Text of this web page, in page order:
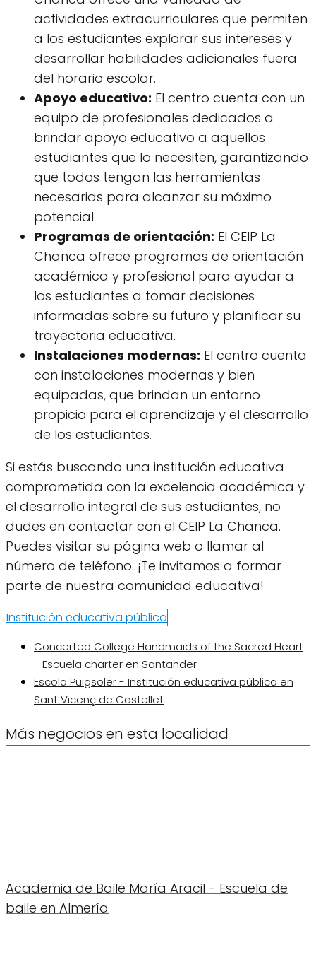
actividades extracurriculares que permiten
a los estudiantes explorar sus intereses y
desarrollar habilidades adicionales fuera
del horario escolar.
Apoyo educativo: El centro cuenta con un
equipo de profesionales dedicados a
brindar apoyo educativo a aquellos
estudiantes que lo necesiten, garantizando
que todos tengan las herramientas
necesarias para alcanzar su máximo
potencial.
Programas de orientación: El CEIP La
Chanca ofrece programas de orientación
académica y profesional para ayudar a
los estudiantes a tomar decisiones
informadas sobre su futuro y planificar su
trayectoria educativa.
Instalaciones modernas: El centro cuenta
con instalaciones modernas y bien
equipadas, que brindan un entorno
propicio para el aprendizaje y el desarrollo
de los estudiantes.
Si estás buscando una institución educativa
comprometida con la excelencia académica y
el desarrollo integral de sus estudiantes, no
dudes en contactar con el CEIP La Chanca.
Puedes visitar su página web o llamar al
número de teléfono. ¡Te invitamos a formar
parte de nuestra comunidad educativa!
Institución educativa pública
Concerted College Handmaids of the Sacred Heart
- Escuela charter en Santander
Escola Puigsoler - Institución educativa pública en
Sant Vicenç de Castellet
Más negocios en esta localidad
Academia de Baile María Aracil - Escuela de
baile en Almería